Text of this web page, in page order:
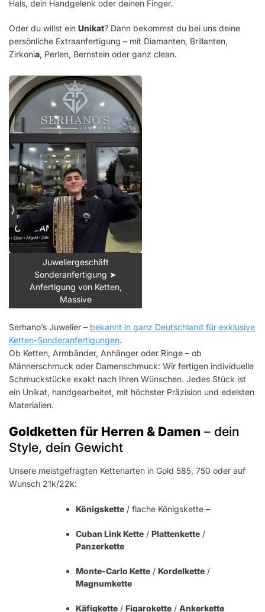
Hals, dein Handgelenk oder deinen Finger.
Oder du willst ein Unikat? Dann bekommst du bei uns deine
persönliche Extraanfertigung – mit Diamanten, Brillanten,
Zirkonia, Perlen, Bernstein oder ganz clean.
Juweliergeschäft
Sonderanfertigung ➤
Anfertigung von Ketten,
Massive
Serhano’s Juwelier – bekannt in ganz Deutschland für exklusive
Ketten-Sonderanfertigungen.
Ob Ketten, Armbänder, Anhänger oder Ringe – ob
Männerschmuck oder Damenschmuck: Wir fertigen individuelle
Schmuckstücke exakt nach Ihren Wünschen. Jedes Stück ist
ein Unikat, handgearbeitet, mit höchster Präzision und edelsten
Materialien.
Goldketten für Herren & Damen – dein
Style, dein Gewicht
Unsere meistgefragten Kettenarten in Gold 585, 750 oder auf
Wunsch 21k/22k:
Königskette / flache Königskette –
Cuban Link Kette /Plattenkette /
Panzerkette
Monte-Carlo Kette /Kordelkette /
Magnumkette
Käfigkette /Figarokette /Ankerkette